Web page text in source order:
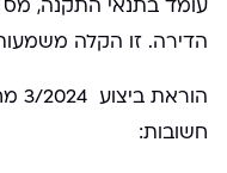
הדירה. זו הקלה
חשובות: